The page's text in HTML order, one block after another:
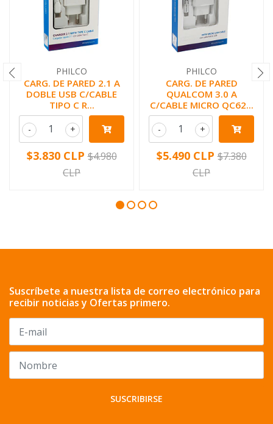
PHILCO
CARG. DE PARED 2.1 A
DOBLE USB C/CABLE
TIPO C R...
+
-
$3.830 CLP $4.980
CLP
PHILCO
CARG. DE PARED
QUALCOM 3.0 A
C/CABLE MICRO QC62...
+
-
$5.490 CLP $7.380
CLP
Suscríbete a nuestra lista de correo electrónico para
recibir noticias y Ofertas primero.
SUSCRIBIRSE